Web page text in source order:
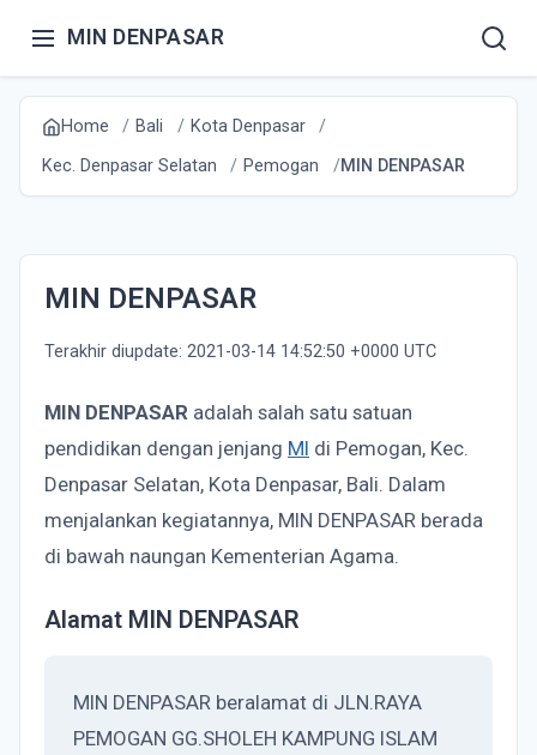
MIN DENPASAR
Home Bali
Kota Denpasar
Kec. Denpasar Selatan
Pemogan MIN DENPASAR
MIN DENPASAR
Terakhir diupdate: 2021-03-14 14:52:50 +0000 UTC
MIN DENPASAR adalah salah satu satuan
pendidikan dengan jenjang MI di Pemogan, Kec.
Denpasar Selatan, Kota Denpasar, Bali. Dalam
menjalankan kegiatannya, MIN DENPASAR berada
di bawah naungan Kementerian Agama.
Alamat MIN DENPASAR
MIN DENPASAR beralamat di JLN.RAYA
PEMOGAN GG.SHOLEH KAMPUNG ISLAM